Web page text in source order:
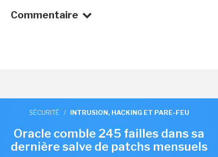
Commentaire
SÉCURITÉ / INTRUSION, HACKING ET PARE-FEU
Oracle comble 245 failles dans sa
dernière salve de patchs mensuels